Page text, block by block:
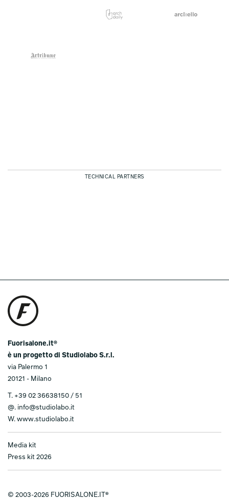
TECHNICAL PARTNERS
Fuorisalone.it®
è un progetto di Studiolabo S.r.l.
via Palermo 1
20121 - Milano
T. +39 02 36638150 / 51
@. info@studiolabo.it
W. www.studiolabo.it
Media kit
Press kit 2026
© 2003-2026 FUORISALONE.IT®